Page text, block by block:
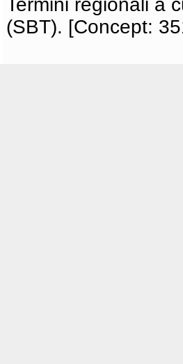
Termini regionali a
(SBT). [Concept: